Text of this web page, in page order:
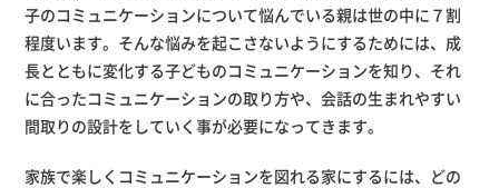
子のコミュニケーションについて悩んでいる親は世の中に７割
程度います。そんな悩みを起こさないようにするためには、成
長とともに変化する子どものコミュニケーションを知り、それ
に合ったコミュニケーションの取り方や、会話の生まれやすい
間取りの設計をしていく事が必要になってきます。
家族で楽しくコミュニケーションを図れる家にするには、どの